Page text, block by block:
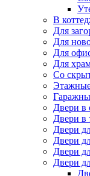
В
Для
Для
Для
Для
Со
Двери в
Двери в
Двери
Двери
Двери
Двери